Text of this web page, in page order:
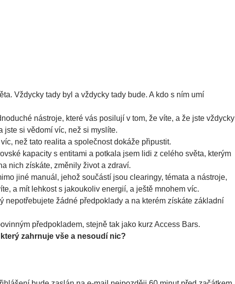
Vždycky tady byl a vždycky tady bude. A kdo s ním umí
nástroje, které vás posilují v tom, že víte, a že jste vždycky
jste si vědomí víc, než si myslíte.
než tato realita a společnost dokáže připustit.
kapacity s entitami a potkala jsem lidi z celého světa, kterým
nich získáte, změnily život a zdraví.
jiné manuál, jehož součástí jsou clearingy, témata a nástroje,
a mít lehkost s jakoukoliv energií, a ještě mnohem víc.
nepotřebujete žádné předpoklady a na kterém získáte základní
předpokladem, stejně tak jako kurz Access Bars.
zahrnuje vše a nesoudí nic?